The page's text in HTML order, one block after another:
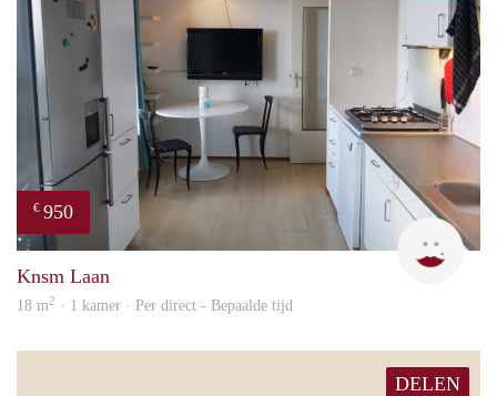
€ 950
Knsm Laan
18 m2 · 1 kamer · Per direct - Bepaalde tijd
DELEN